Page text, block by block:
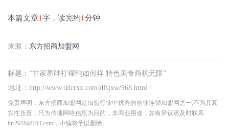
本篇文章1字，读完约1分钟
来源： 东方招商加盟网
标题：“甘家界牌柠檬鸭如何样 特色美食商机无限”
地址：http://www.ddcrxx.com/dfsjxw/968.html
免责声明：东方招商加盟网是加盟行业中优秀的创业连锁加盟网之一,不为其真
实性负责，只为传播网络信息为目的，非商业用途，如有异议请及时联系
btr2018@163.com，小编将予以删除。